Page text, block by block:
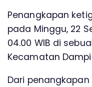
Penangkapan
pada Minggu, 22
04.00 WIB di
Kecamatan
Dari